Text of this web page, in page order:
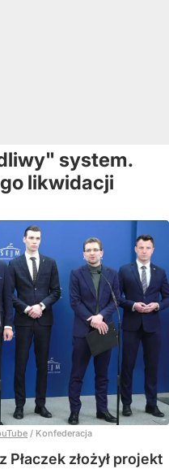
system.
likwidacji
/ Konfederacja
złożył projekt